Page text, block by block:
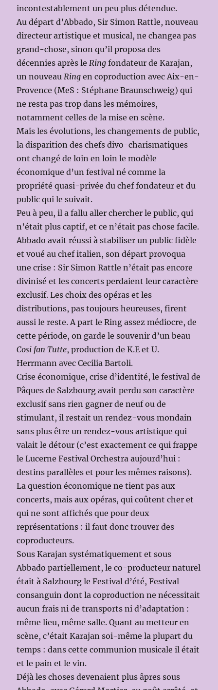
incontestablement un peu plus détendue.
Au départ d’Abbado, Sir Simon Rattle, nouveau
directeur artistique et musical, ne changea pas
grand-chose, sinon qu’il proposa des
décennies après leRing fondateur de Karajan,
un nouveauRing en coproduction avec Aix-en-
Provence (MeS : Stéphane Braunschweig) qui
ne resta pas trop dans les mémoires,
notamment celles de la mise en scène.
Mais les évolutions, les changements de public,
la disparition des chefs divo-charismatiques
ont changé de loin en loin le modèle
économique d’un festival né comme la
propriété quasi-privée du chef fondateur et du
public qui le suivait.
Peu à peu, il a fallu aller chercher le public, qui
n’était plus captif, et ce n’était pas chose facile.
Abbado avait réussi à stabiliser un public fidèle
et voué au chef italien, son départ provoqua
une crise : Sir Simon Rattle n’était pas encore
divinisé et les concerts perdaient leur caractère
exclusif. Les choix des opéras et les
distributions, pas toujours heureuses, firent
aussi le reste. A part le Ring assez médiocre, de
cette période, on garde le souvenir d’un beau
Cosi fan Tutte, production de K.E et U.
Herrmann avec Cecilia Bartoli.
Crise économique, crise d’identité, le festival de
Pâques de Salzbourg avait perdu son caractère
exclusif sans rien gagner de neuf ou de
stimulant, il restait un rendez-vous mondain
sans plus être un rendez-vous artistique qui
valait le détour (c’est exactement ce qui frappe
le Lucerne Festival Orchestra aujourd’hui :
destins parallèles et pour les mêmes raisons).
La question économique ne tient pas aux
concerts, mais aux opéras, qui coûtent cher et
qui ne sont affichés que pour deux
représentations : il faut donc trouver des
coproducteurs.
Sous Karajan systématiquement et sous
Abbado partiellement, le co-producteur naturel
était à Salzbourg le Festival d’été, Festival
consanguin dont la coproduction ne nécessitait
aucun frais ni de transports ni d’adaptation :
même lieu, même salle. Quant au metteur en
scène, c’était Karajan soi-même la plupart du
temps : dans cette communion musicale il était
et le pain et le vin.
Déjà les choses devenaient plus âpres sous